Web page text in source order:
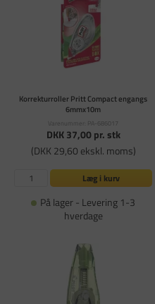
Korrekturroller Pritt Compact engangs
6mmx10m
Varenummer: PA-686017
DKK 37,00pr. stk
(DKK 29,60 ekskl. moms)
Læg i kurv
På lager - Levering 1-3
hverdage